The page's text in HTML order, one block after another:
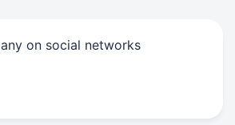
on social networks
link
share link